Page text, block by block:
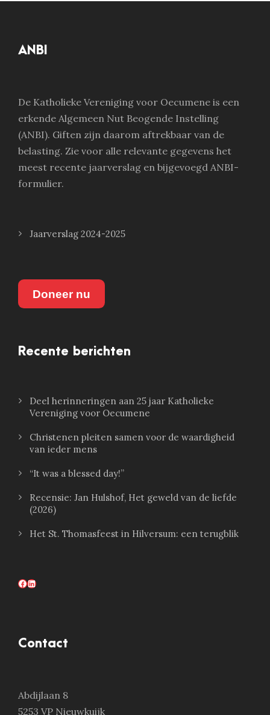
ANBI
De Katholieke Vereniging voor Oecumene is een
erkende Algemeen Nut Beogende Instelling
(ANBI). Giften zijn daarom aftrekbaar van de
belasting. Zie voor alle relevante gegevens het
meest recente jaarverslag en bijgevoegd ANBI-
formulier.
Jaarverslag 2024-2025
Doneer nu
Recente berichten
Deel herinneringen aan 25 jaar Katholieke
Vereniging voor Oecumene
Christenen pleiten samen voor de waardigheid
van ieder mens
“It was a blessed day!”
Recensie: Jan Hulshof, Het geweld van de liefde
(2026)
Het St. Thomasfeest in Hilversum: een terugblik
Facebook LinkedIn
Contact
Abdijlaan 8
5253 VP Nieuwkuijk